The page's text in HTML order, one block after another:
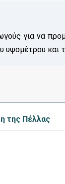
για να
υψομέτρου και
της Πέλλας